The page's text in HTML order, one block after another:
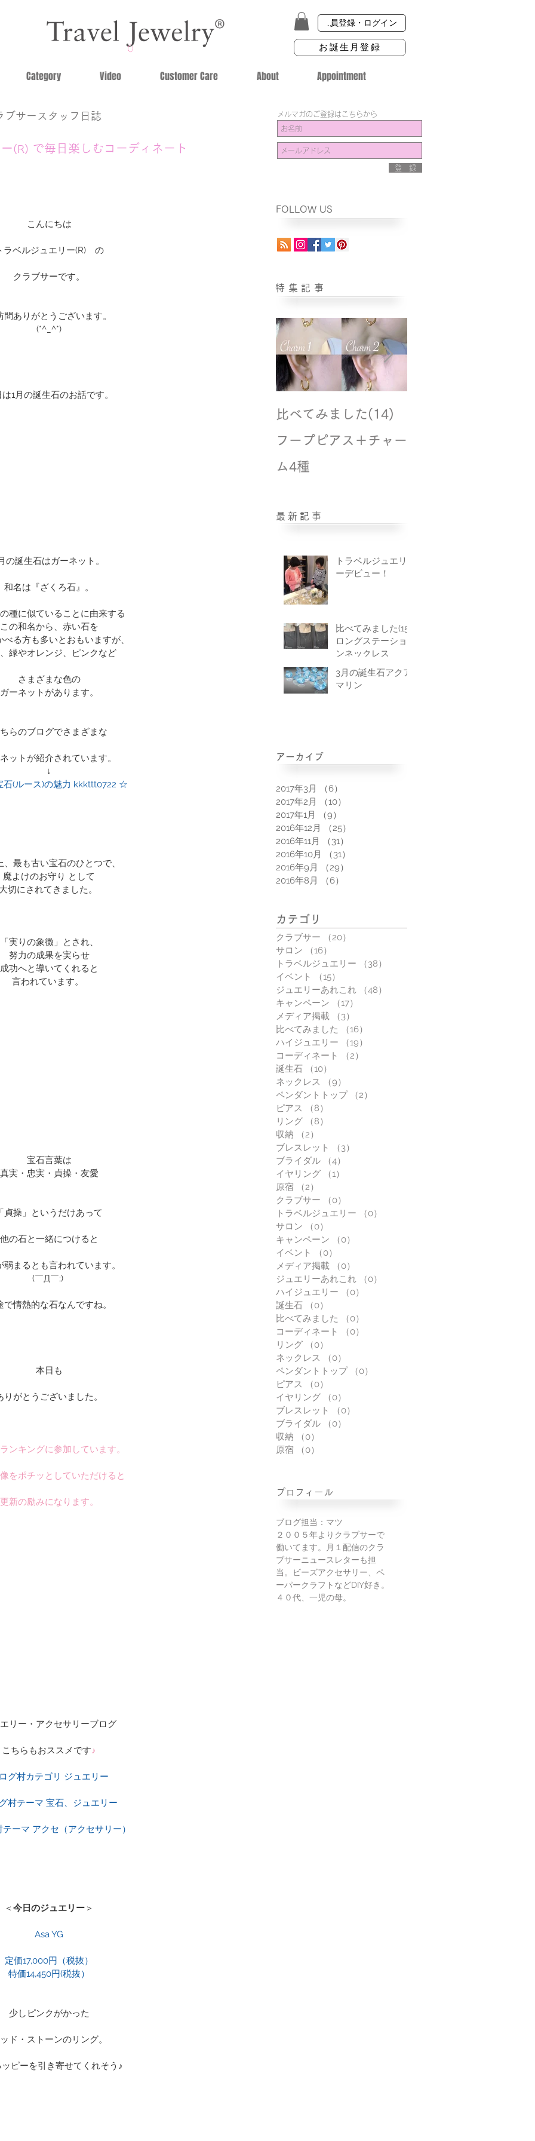
会員登録・ログイン
お誕生月登録
Category Video Customer Care About Appointment
ブサースタッフ日誌
(R) で毎日楽しむコーディネート
こんにちは
ラベルジュエリー(R)　の
クラブサーです。
問ありがとうございます。
(*^_^*)
1月の誕生石のお話です。
の誕生石はガーネット。
和名は『ざくろ石』。
種に似ていることに由来する
この和名から、赤い石を
べる方も多いとおもいますが、
緑やオレンジ、ピンクなど
さまざまな色の
ガーネットがあります。
らのブログでさまざまな
ットが紹介されています。
↓
(ルース)の魅力 kkkttt0722 ☆
、最も古い宝石のひとつで、
魔よけのお守り として
切にされてきました。
「実りの象徴」とされ、
努力の成果を実らせ
成功へと導いてくれると
言われています。
宝石言葉は
真実・忠実・貞操・友愛
貞操」というだけあって
他の石と一緒につけると
弱まるとも言われています。
(￣Д￣;)
で情熱的な石なんですね。
本日も
りがとうございました。
ンキングに参加しています。
をポチッとしていただけると
更新の励みになります。
リー・アクセサリーブログ
こちらもおススメです♪
グ村カテゴリ ジュエリー
村テーマ 宝石、ジュエリー
ーマ アクセ（アクセサリー）
＜今日のジュエリー＞
Asa YG
定価17,000円（税抜）
特価14,450円(税抜）
少しピンクがかった
ド・ストーンのリング。
ピーを引き寄せてくれそう♪
メルマガのご登録はこちらから
登 録
FOLLOW US
特集記事
比べてみました(14)
フープピアス＋チャー
ム4種
最新記事
トラベルジュエリ
ーデビュー！
比べてみました(15)
ロングステーショ
ンネックレス
3月の誕生石アクア
マリン
アーカイブ
2017年3月 （6）
2017年2月
（10）
2017年1月
（9）
2016年12月
（25）
2016年11月
（31）
2016年10月
（31）
2016年9月
（29）
2016年8月
（6）
カテゴリ
クラブサー （20）
サロン
（16）
トラベルジュエリー
（38）
イベント
（15）
ジュエリーあれこれ
（48）
キャンペーン
（17）
メディア掲載
（3）
比べてみました
（16）
ハイジュエリー
（19）
コーディネート
（2）
誕生石
（10）
ネックレス
（9）
ペンダントトップ
（2）
ピアス
（8）
リング
（8）
収納
（2）
ブレスレット
（3）
ブライダル
（4）
イヤリング
（1）
原宿
（2）
クラブサー
（0）
トラベルジュエリー
（0）
サロン
（0）
キャンペーン
（0）
イベント
（0）
メディア掲載
（0）
ジュエリーあれこれ
（0）
ハイジュエリー
（0）
誕生石
（0）
比べてみました
（0）
コーディネート
（0）
リング
（0）
ネックレス
（0）
ペンダントトップ
（0）
ピアス
（0）
イヤリング
（0）
ブレスレット
（0）
ブライダル
（0）
収納
（0）
原宿
（0）
プロフィール
ブログ担当：マツ
２００５年よりクラブサーで
働いてます。月１配信のクラ
ブサーニュースレターも担
当。ビーズアクセサリー、ペ
ーパークラフトなどDIY好き。
４０代、一児の母。